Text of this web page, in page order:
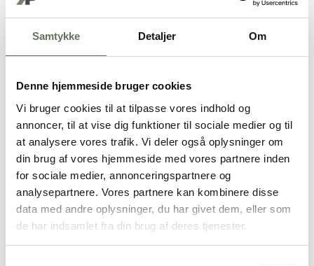
Samtykke Detaljer Om
Denne hjemmeside bruger cookies
Vi bruger cookies til at tilpasse vores indhold og
annoncer, til at vise dig funktioner til sociale medier og til
at analysere vores trafik. Vi deler også oplysninger om
din brug af vores hjemmeside med vores partnere inden
for sociale medier, annonceringspartnere og
analysepartnere. Vores partnere kan kombinere disse
data med andre oplysninger, du har givet dem, eller som
de har indsamlet fra din brug af deres tjenester.
FÅ ET TILBUD